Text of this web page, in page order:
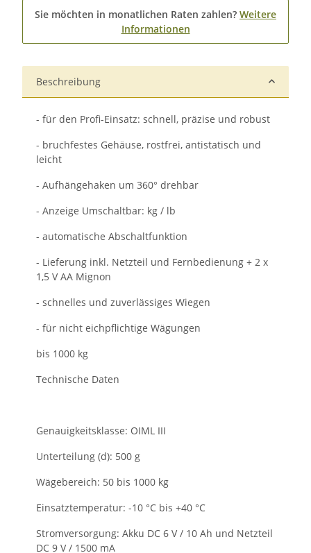
Sie möchten in monatlichen Raten zahlen? Weitere
Informationen
Beschreibung
- für den Profi-Einsatz: schnell, präzise und robust
- bruchfestes Gehäuse, rostfrei, antistatisch und
leicht
- Aufhängehaken um 360° drehbar
- Anzeige Umschaltbar: kg / lb
- automatische Abschaltfunktion
- Lieferung inkl. Netzteil und Fernbedienung + 2 x
1,5 V AA Mignon
- schnelles und zuverlässiges Wiegen
- für nicht eichpflichtige Wägungen
bis 1000 kg
Technische Daten
Genauigkeitsklasse: OIML III
Unterteilung (d): 500 g
Wägebereich: 50 bis 1000 kg
Einsatztemperatur: -10 °C bis +40 °C
Stromversorgung: Akku DC 6 V / 10 Ah und Netzteil
DC 9 V / 1500 mA